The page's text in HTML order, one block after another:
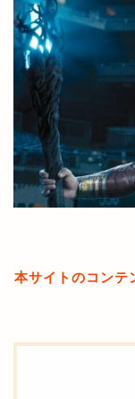
本サイトのコンテ